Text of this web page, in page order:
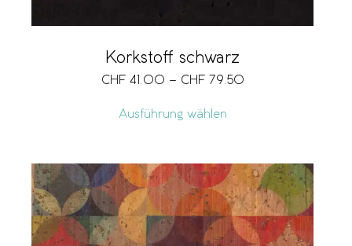
Korkstoff schwarz
CHF 41.00 – CHF 79.50
Ausführung wählen